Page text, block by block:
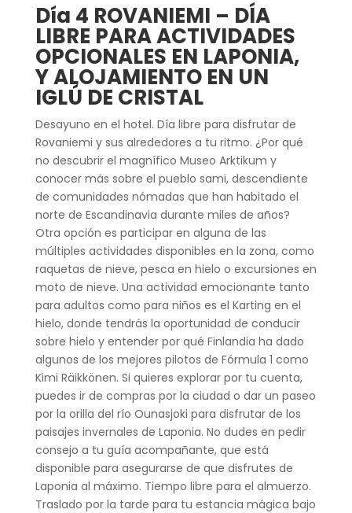
Día 4 ROVANIEMI – DÍA
LIBRE PARA ACTIVIDADES
OPCIONALES EN LAPONIA,
Y ALOJAMIENTO EN UN
IGLÚ DE CRISTAL
Desayuno en el hotel. Día libre para disfrutar de
Rovaniemi y sus alrededores a tu ritmo. ¿Por qué
no descubrir el magnífico Museo Arktikum y
conocer más sobre el pueblo sami, descendiente
de comunidades nómadas que han habitado el
norte de Escandinavia durante miles de años?
Otra opción es participar en alguna de las
múltiples actividades disponibles en la zona, como
raquetas de nieve, pesca en hielo o excursiones en
moto de nieve. Una actividad emocionante tanto
para adultos como para niños es el Karting en el
hielo, donde tendrás la oportunidad de conducir
sobre hielo y entender por qué Finlandia ha dado
algunos de los mejores pilotos de Fórmula 1 como
Kimi Räikkönen. Si quieres explorar por tu cuenta,
puedes ir de compras por la ciudad o dar un paseo
por la orilla del río Ounasjoki para disfrutar de los
paisajes invernales de Laponia. No dudes en pedir
consejo a tu guía acompañante, que está
disponible para asegurarse de que disfrutes de
Laponia al máximo. Tiempo libre para el almuerzo.
Traslado por la tarde para tu estancia mágica bajo